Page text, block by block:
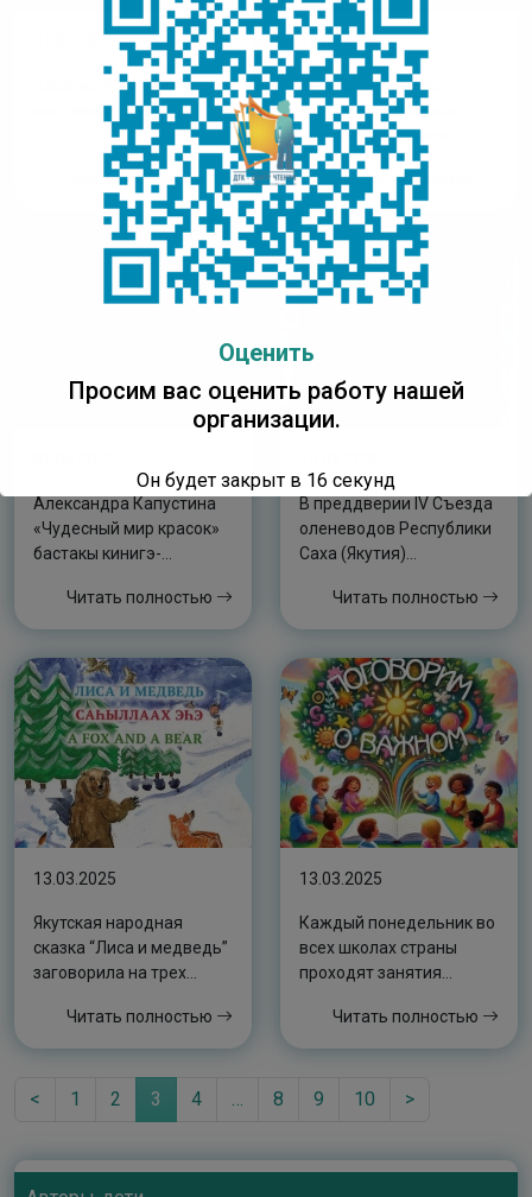
21.04.2025
Альбом «Картинки с
выставки»
Читать полностью
16.04.2025
Во Дворце детского
творчества прошла
презентация книги
«Мечты полярного
мишки»Читать полностью
Александра Капустина
«Чудесный мир красок»
бастакы кинигэ-
уонна анал быыстапката
буолан ааста
Читать полностью
В преддверии IV Съезда
оленеводов Республики
Саха (Якутия)
«Волшебные сказки об
оленях»
Читать полностью
13.03.2025
Якутская народная
сказка “Лиса и медведь”
заговорила на трех
Читать полностью
13.03.2025
Каждый понедельник во
всех школах страны
проходят занятия
Читать полностью
< 1 2 3 4 … 8 9 10 >
Оценить
Просим вас оценить работу нашей
организации.
Он будет закрыт в 16 секунд